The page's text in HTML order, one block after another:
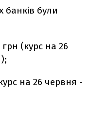
банків були
(курс на 26
на 26 червня -